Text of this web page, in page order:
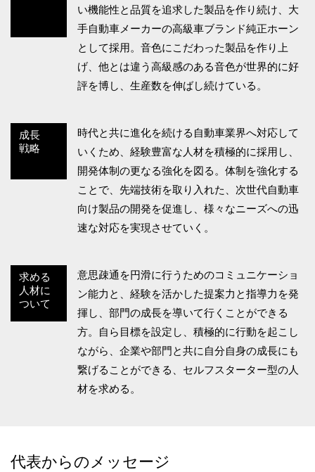
い機能性と品質を追求した製品を作り続け、大
手自動車メーカーの高級車ブランド純正ホーン
として採用。音色にこだわった製品を作り上
げ、他とは違う高級感のある音色が世界的に好
評を博し、生産数を伸ばし続けている。
成長
戦略
時代と共に進化を続ける自動車業界へ対応して
いくため、経験豊富な人材を積極的に採用し、
開発体制の更なる強化を図る。体制を強化する
ことで、先端技術を取り入れた、次世代自動車
向け製品の開発を促進し、様々なニーズへの迅
速な対応を実現させていく。
求める
人材に
ついて
意思疎通を円滑に行うためのコミュニケーショ
ン能力と、経験を活かした提案力と指導力を発
揮し、部門の成長を導いて行くことができる
方。自ら目標を設定し、積極的に行動を起こし
ながら、企業や部門と共に自分自身の成長にも
繋げることができる、セルフスターター型の人
材を求める。
代表からのメッセージ